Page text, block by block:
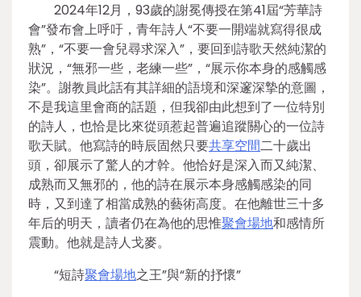
2024年12月，93歲的謝冕傳授在第41屆“芳華詩
會”發布會上呼吁，青年詩人“不要一開端就寫得很成
熟”，“不要一會兒尋求深入”，要回到詩歌天然純潔的
狀況，“無邪一些，老練一些”，“展示你本身的感觸感
染”。謝教員此話有其詳細的語境和深邃深摯的意圖，
不是我這里會商的話題，但我卻由此想到了一位特別
的詩人，也恰是比來從頭惹起普遍追蹤關心的一位詩
歌天賦。他寫詩的時辰固然只要共享空間二十歲出
頭，卻展示了驚人的才幹。他恰好是深入而又純潔、
成熟而又無邪的，他的詩在展示本身感觸感染的同
時，又到達了相當成熟的藝術高度。在他離世三十多
年后的明天，讀者仍在為他的思惟聚會場地和感情所
震動。他就是詩人戈麥。
“短詩聚會場地之王”與“新的抒懷”